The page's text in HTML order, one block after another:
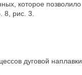
которое позволило
8, рис. 3.
дуговой наплавки.